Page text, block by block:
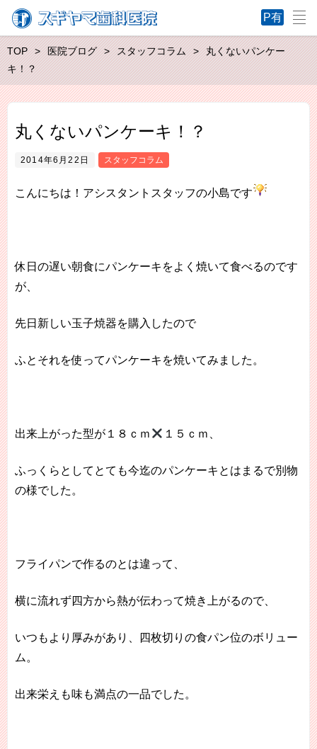
TOP 医院ブログ スタッフコラム
丸くないパンケー
キ！？
丸くないパンケーキ！？
2014年6月22日 スタッフコラム
こんにちは！アシスタントスタッフの小島です
休日の遅い朝食にパンケーキをよく焼いて食べるのです
が、
先日新しい玉子焼器を購入したので
ふとそれを使ってパンケーキを焼いてみました。
出来上がった型が１８ｃｍ １５ｃｍ、
ふっくらとしてとても今迄のパンケーキとはまるで別物
の様でした。
フライパンで作るのとは違って、
横に流れず四方から熱が伝わって焼き上がるので、
いつもより厚みがあり、四枚切りの食パン位のボリュー
ム。
出来栄えも味も満点の一品でした。